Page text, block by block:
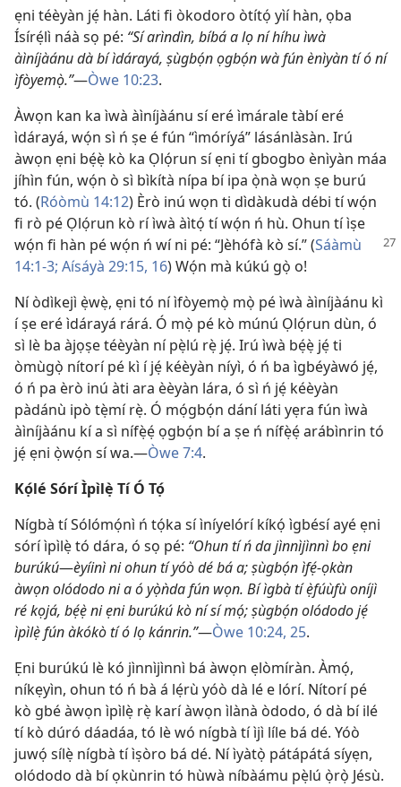
ẹni téèyàn jẹ́ hàn. Láti fi òkodoro òtítọ́ yìí hàn, ọba
Ísírẹ́lì náà sọ pé: “Sí arìndìn, bíbá a lọ ní híhu ìwà
àìníjàánu dà bí ìdárayá, ṣùgbọ́n ọgbọ́n wà fún ènìyàn tí ó ní
ìfòyemọ̀.”—Òwe 10:23.
Àwọn kan ka ìwà àìníjàánu sí eré ìmárale tàbí eré
ìdárayá, wọ́n sì ń ṣe é fún “ìmóríyá” lásánlàsàn. Irú
àwọn ẹni bẹ́ẹ̀ kò ka Ọlọ́run sí ẹni tí gbogbo ènìyàn máa
jíhìn fún, wọ́n ò sì bìkítà nípa bí ipa ọ̀nà wọn ṣe burú
tó. (Róòmù 14:12) Èrò inú wọn ti dìdàkudà débi tí wọ́n
fi rò pé Ọlọ́run kò rí ìwà àìtọ́ tí wọ́n ń hù. Ohun tí ìṣe
wọ́n fi hàn pé wọ́n ń wí ni pé: “Jèhófà kò sí.” (Sáàmù
14:1-3; Aísáyà 29:15, 16) Wọ́n mà kúkú gọ̀ o!
Ní òdìkejì ẹ̀wẹ̀, ẹni tó ní ìfòyemọ̀ mọ̀ pé ìwà àìníjàánu kì
í ṣe eré ìdárayá rárá. Ó mọ̀ pé kò múnú Ọlọ́run dùn, ó
sì lè ba àjọṣe téèyàn ní pẹ̀lú rẹ̀ jẹ́. Irú ìwà bẹ́ẹ̀ jẹ́ ti
òmùgọ̀ nítorí pé kì í jẹ́ kéèyàn níyì, ó ń ba ìgbéyàwó jẹ́,
ó ń pa èrò inú àti ara èèyàn lára, ó sì ń jẹ́ kéèyàn
pàdánù ipò tẹ̀mí rẹ̀. Ó mọ́gbọ́n dání láti yẹra fún ìwà
àìníjàánu kí a sì nífẹ̀ẹ́ ọgbọ́n bí a ṣe ń nífẹ̀ẹ́ arábìnrin tó
jẹ́ ẹni ọ̀wọ́n sí wa.—Òwe 7:4.
Kọ́lé Sórí Ìpìlẹ̀ Tí Ó Tọ́
Nígbà tí Sólómọ́nì ń tọ́ka sí ìníyelórí kíkọ́ ìgbésí ayé ẹni
sórí ìpìlẹ̀ tó dára, ó sọ pé: “Ohun tí ń da jìnnìjìnnì bo ẹni
burúkú—èyíinì ni ohun tí yóò dé bá a; ṣùgbọ́n ìfẹ́-ọkàn
àwọn olódodo ni a ó yọ̀ǹda fún wọn. Bí ìgbà tí ẹ̀fúùfù oníjì
ré kọjá, bẹ́ẹ̀ ni ẹni burúkú kò ní sí mọ́; ṣùgbọ́n olódodo jẹ́
ìpìlẹ̀ fún àkókò tí ó lọ kánrin.”—Òwe 10:24, 25.
Ẹni burúkú lè kó jìnnìjìnnì bá àwọn ẹlòmíràn. Àmọ́,
níkẹyìn, ohun tó ń bà á lẹ́rù yóò dà lé e lórí. Nítorí pé
kò gbé àwọn ìpìlẹ̀ rẹ̀ karí àwọn ìlànà òdodo, ó dà bí ilé
tí kò dúró dáadáa, tó lè wó nígbà tí ìjì líle bá dé. Yóò
juwọ́ sílẹ̀ nígbà tí ìṣòro bá dé. Ní ìyàtọ̀ pátápátá síyẹn,
olódodo dà bí ọkùnrin tó hùwà níbàámu pẹ̀lú ọ̀rọ̀ Jésù.